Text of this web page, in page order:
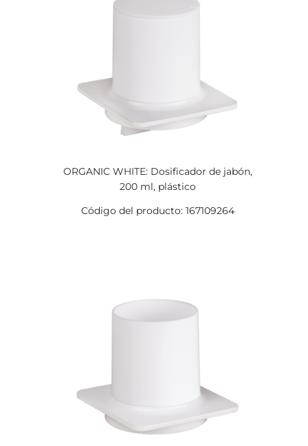
ORGANIC WHITE: Dosificador de jabón,
200 ml, plástico
Código del producto: 167109264